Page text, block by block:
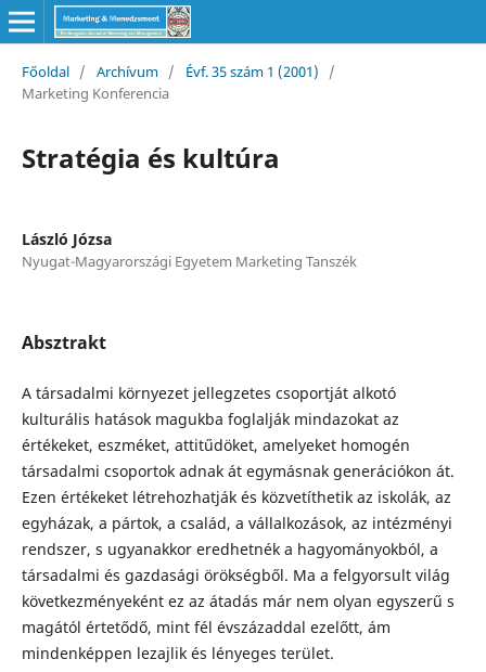
Főoldal / Archívum / Évf. 35 szám 1 (2001)
/
Marketing Konferencia
Stratégia és kultúra
László Józsa
Nyugat-Magyarországi Egyetem Marketing Tanszék
Absztrakt
A társadalmi környezet jellegzetes csoportját alkotó
kulturális hatások magukba foglalják mindazokat az
értékeket, eszméket, attitűdöket, amelyeket homogén
társadalmi csoportok adnak át egymásnak generáció­kon át.
Ezen értékeket létrehozhatják és közvetíthetik az iskolák, az
egyházak, a pártok, a család, a vállalkozások, az intézményi
rendszer, s ugyanakkor eredhetnék a hagyományokból, a
társadalmi és gazdasági örökségből. Ma a felgyorsult világ
következményeként ez az átadás már nem olyan egyszerű s
magától értető­dő, mint fél évszázaddal ezelőtt, ám
mindenképpen lezajlik és lényeges terület.